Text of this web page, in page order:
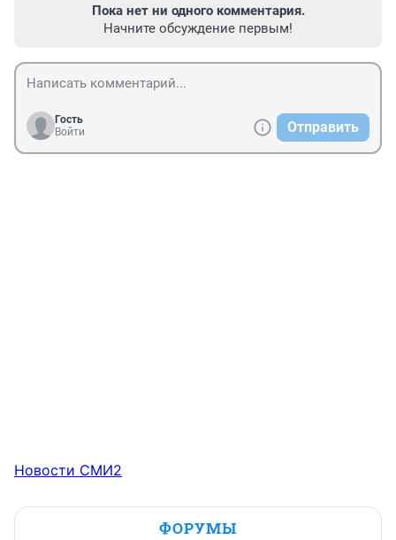
Пока нет ни одного комментария.
Начните обсуждение первым!
Гость
Войти
Отправить
Новости СМИ2
ФОРУМЫ